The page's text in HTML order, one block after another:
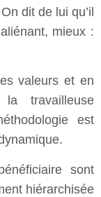
dit de lui qu’il
mieux :
valeurs et en
travailleuse
est
sont
hiérarchisée